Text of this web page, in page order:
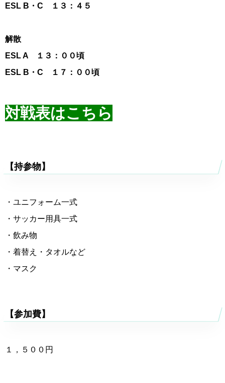
ESL B・C １３：４５
解散
ESL A １３：００頃
ESL B・C １７：００頃
対戦表はこちら
【持参物】
・ユニフォーム一式
・サッカー用具一式
・飲み物
・着替え・タオルなど
・マスク
【参加費】
１，５００円